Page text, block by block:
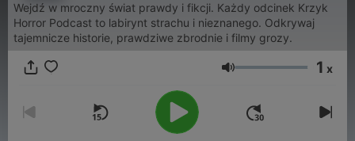
Wejdź w mroczny świat prawdy i fikcji. Każdy odcinek Krzyk
Horror Podcast to labirynt strachu i nieznanego. Odkrywaj
tajemnicze historie, prawdziwe zbrodnie i filmy grozy.
Głośność 1 x